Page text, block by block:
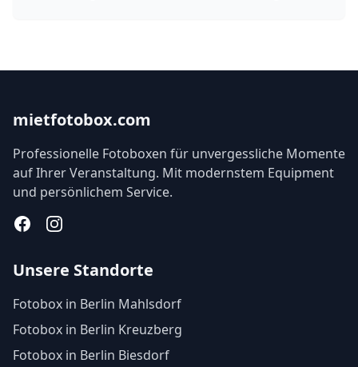
mietfotobox.com
Professionelle Fotoboxen für unvergessliche Momente
auf Ihrer Veranstaltung. Mit modernstem Equipment
und persönlichem Service.
FacebookInstagram
Unsere Standorte
Fotobox in Berlin Mahlsdorf
Fotobox in Berlin Kreuzberg
Fotobox in Berlin Biesdorf